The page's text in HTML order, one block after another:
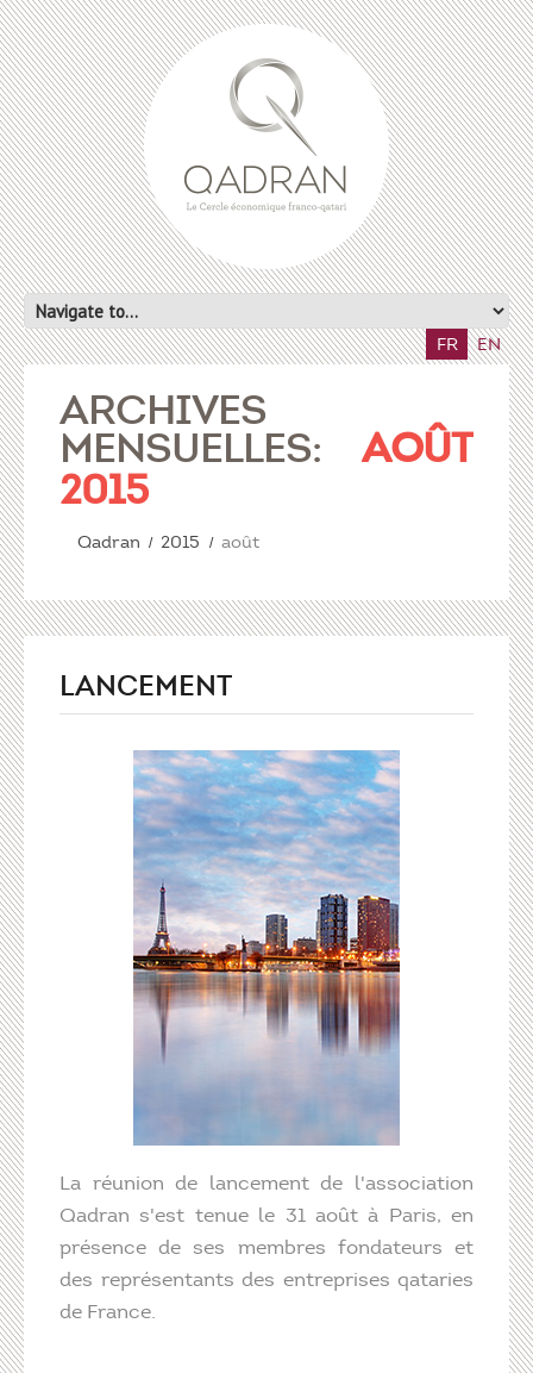
FR EN
ARCHIVES
MENSUELLES: AOÛT
2015
Qadran 2015 août
LANCEMENT
La réunion de lancement de l'association
Qadran s'est tenue le 31 août à Paris, en
présence de ses membres fondateurs et
des représentants des entreprises qataries
de France.